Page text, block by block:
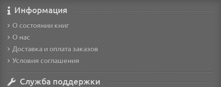
Информация
О состоянии книг
О нас
Доставка и оплата заказов
Условия соглашения
Служба поддержки